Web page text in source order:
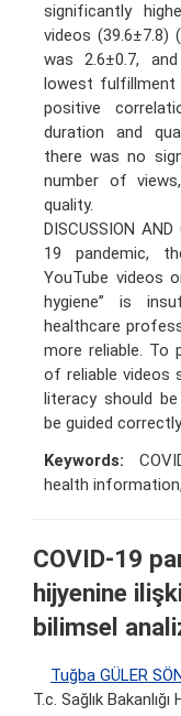
significantly
videos (39.6±7.8)
was 2.6±0.7,
lowest fulfillment
positive
duration and
there was no
number of
quality.
DISCUSSION
19 pandemic,
YouTube videos
hygiene” is
healthcare
more reliable. To
of reliable videos
literacy should
be guided
Keywords:
health
COVID-19
hijyenine
bilimsel
Tuğba GÜLER
T.c. Sağlık